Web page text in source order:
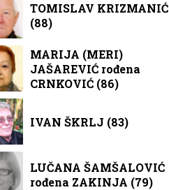
TOMISLAV KRIZMANIĆ
(88)
MARIJA (MERI)
JAŠAREVIĆ rođena
CRNKOVIĆ (86)
IVAN ŠKRLJ (83)
LUČANA ŠAMŠALOVIĆ
rođena ZAKINJA (79)